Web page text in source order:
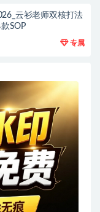
云衫老师双核打法
SOP
专属